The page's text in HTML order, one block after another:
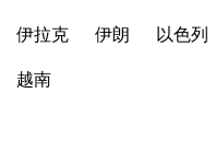
伊拉克 伊朗 以色列
越南